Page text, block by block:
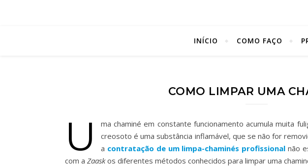
INÍCIO COMO FAÇO
COMO LIMPAR UMA
U
ma chaminé em constante funcionamento acumula muita
creosoto é uma substância inflamável, que se não for
a contratação de um limpa-chaminés profissional não
com a Zaaskos diferentes métodos conhecidos para limpar uma